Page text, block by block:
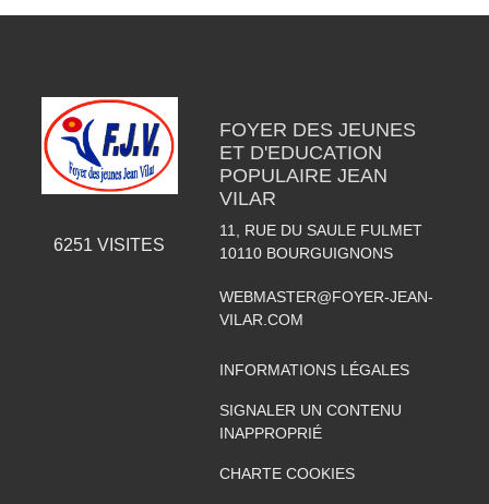
6251 VISITES
FOYER DES JEUNES
ET D'EDUCATION
POPULAIRE JEAN
VILAR
11, RUE DU SAULE FULMET
10110 BOURGUIGNONS
WEBMASTER@FOYER-JEAN-
VILAR.COM
INFORMATIONS LÉGALES
SIGNALER UN CONTENU
INAPPROPRIÉ
CHARTE COOKIES